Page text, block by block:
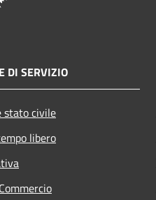
DI SERVIZIO
stato civile
libero